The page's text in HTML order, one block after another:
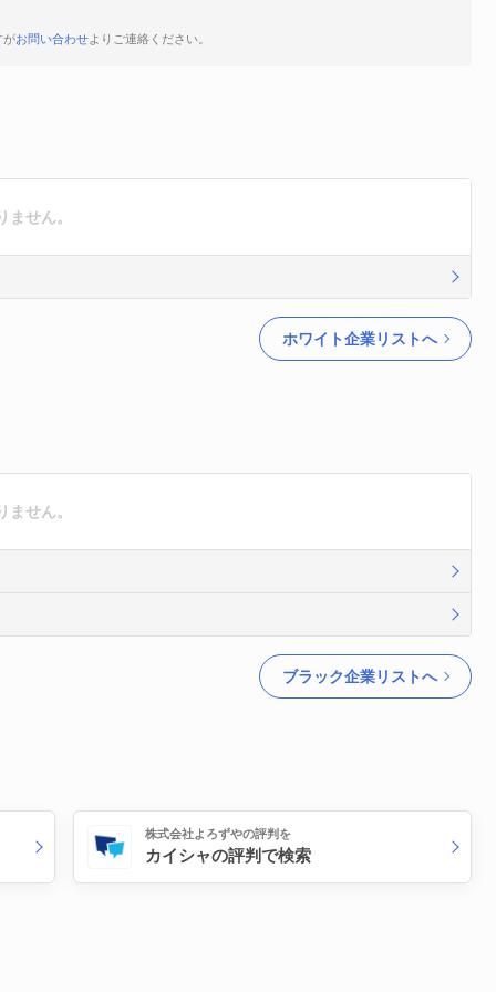
がお問い合わせよりご連絡ください。
せん。
ホワイト企業リストへ
せん。
ブラック企業リストへ
株式会社よろずやの評判を
カイシャの評判で検索